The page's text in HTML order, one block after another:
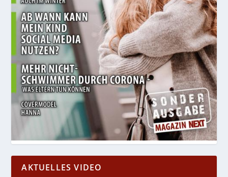
AKTUELLES VIDEO